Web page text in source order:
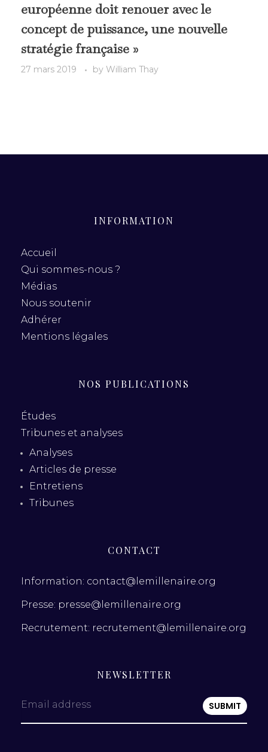
européenne doit renouer avec le
concept de puissance, une nouvelle
stratégie française »
27 mars 2019 by William Thay
INFORMATION
Accueil
Qui sommes-nous ?
Médias
Nous soutenir
Adhérer
Mentions légales
NOS PUBLICATIONS
Études
Tribunes et analyses
Analyses
Articles de presse
Entretiens
Tribunes
CONTACT
Information: contact@lemillenaire.org
Presse: presse@lemillenaire.org
Recrutement: recrutement@lemillenaire.org
NEWSLETTER
Email address